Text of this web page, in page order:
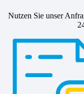
Nutzen Sie unser